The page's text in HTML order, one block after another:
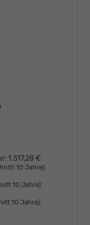
1.517,28 €
10 Jahre):
10 Jahre):
10 Jahre):